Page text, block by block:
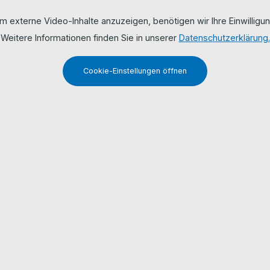
externe Video-Inhalte anzuzeigen, benötigen wir Ihre
Weitere Informationen finden Sie in unserer Datenschutzerklärung.
Cookie-Einstellungen öffnen